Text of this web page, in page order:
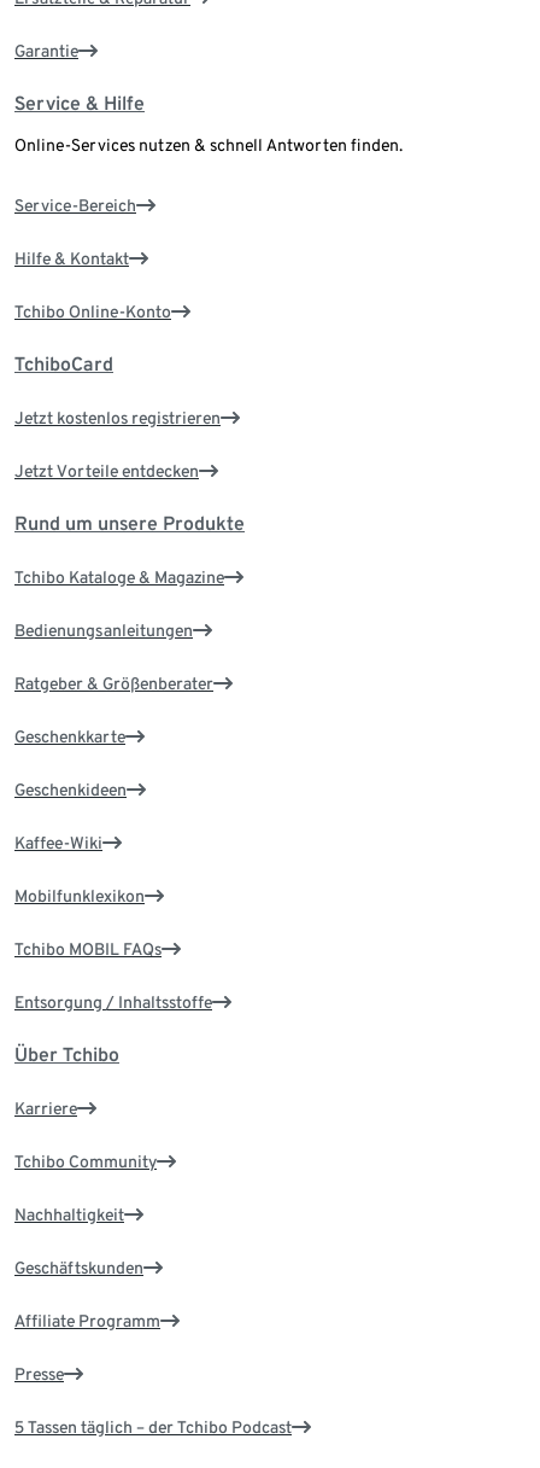
Garantie
Service & Hilfe
Online-Services nutzen & schnell Antworten finden.
Service-Bereich
Hilfe & Kontakt
Tchibo Online-Konto
TchiboCard
Jetzt kostenlos registrieren
Jetzt Vorteile entdecken
Rund um unsere Produkte
Tchibo Kataloge & Magazine
Bedienungsanleitungen
Ratgeber & Größenberater
Geschenkkarte
Geschenkideen
Kaffee-Wiki
Mobilfunklexikon
Tchibo MOBIL FAQs
Entsorgung / Inhaltsstoffe
Über Tchibo
Karriere
Tchibo Community
Nachhaltigkeit
Geschäftskunden
Affiliate Programm
Presse
5 Tassen täglich – der Tchibo Podcast